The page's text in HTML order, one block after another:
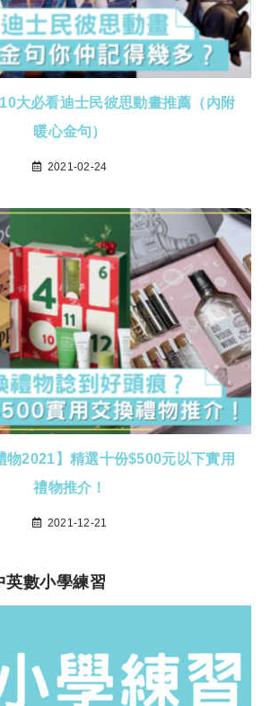
大必看迪士民彼思動畫推薦（內附
暖心金句）
2021-02-24
物2021】精選十份$500元以下實用
禮物推介！
2021-12-21
英數小學練習